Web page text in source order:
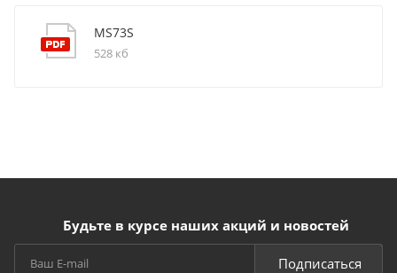
MS73S
528 кб
Будьте в курсе наших акций и новостей
Подписаться